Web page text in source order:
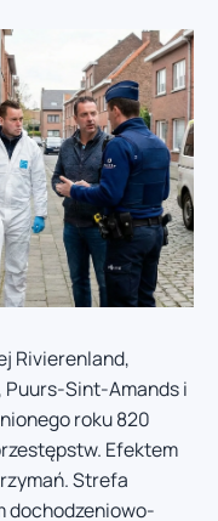
Rivierenland,
Sint-Amands i
roku 820
Efektem
Strefa
dochodzeniowo-